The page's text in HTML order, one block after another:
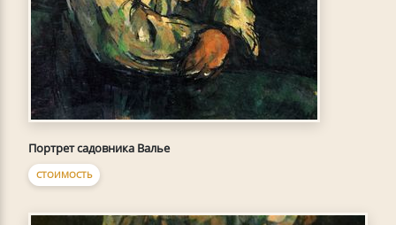
Портрет садовника Валье
СТОИМОСТЬ